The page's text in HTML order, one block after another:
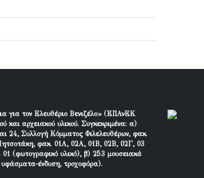
για τον Ελευθέριο Βενιζέλο» (ΕΠΑνΕΚ
και αρχειακού υλικού. Συγκεκριμένα: α)
24, Συλλογή Κόμματος Φιλελευθέρων, φακ.
φακ. 01Α, 02Α, 01Β, 02Β, 02Γ, 03
(φωτογραφικό υλικό), β) 253 μουσειακά
υφάσματα-ένδυση, τροχοφόρα).